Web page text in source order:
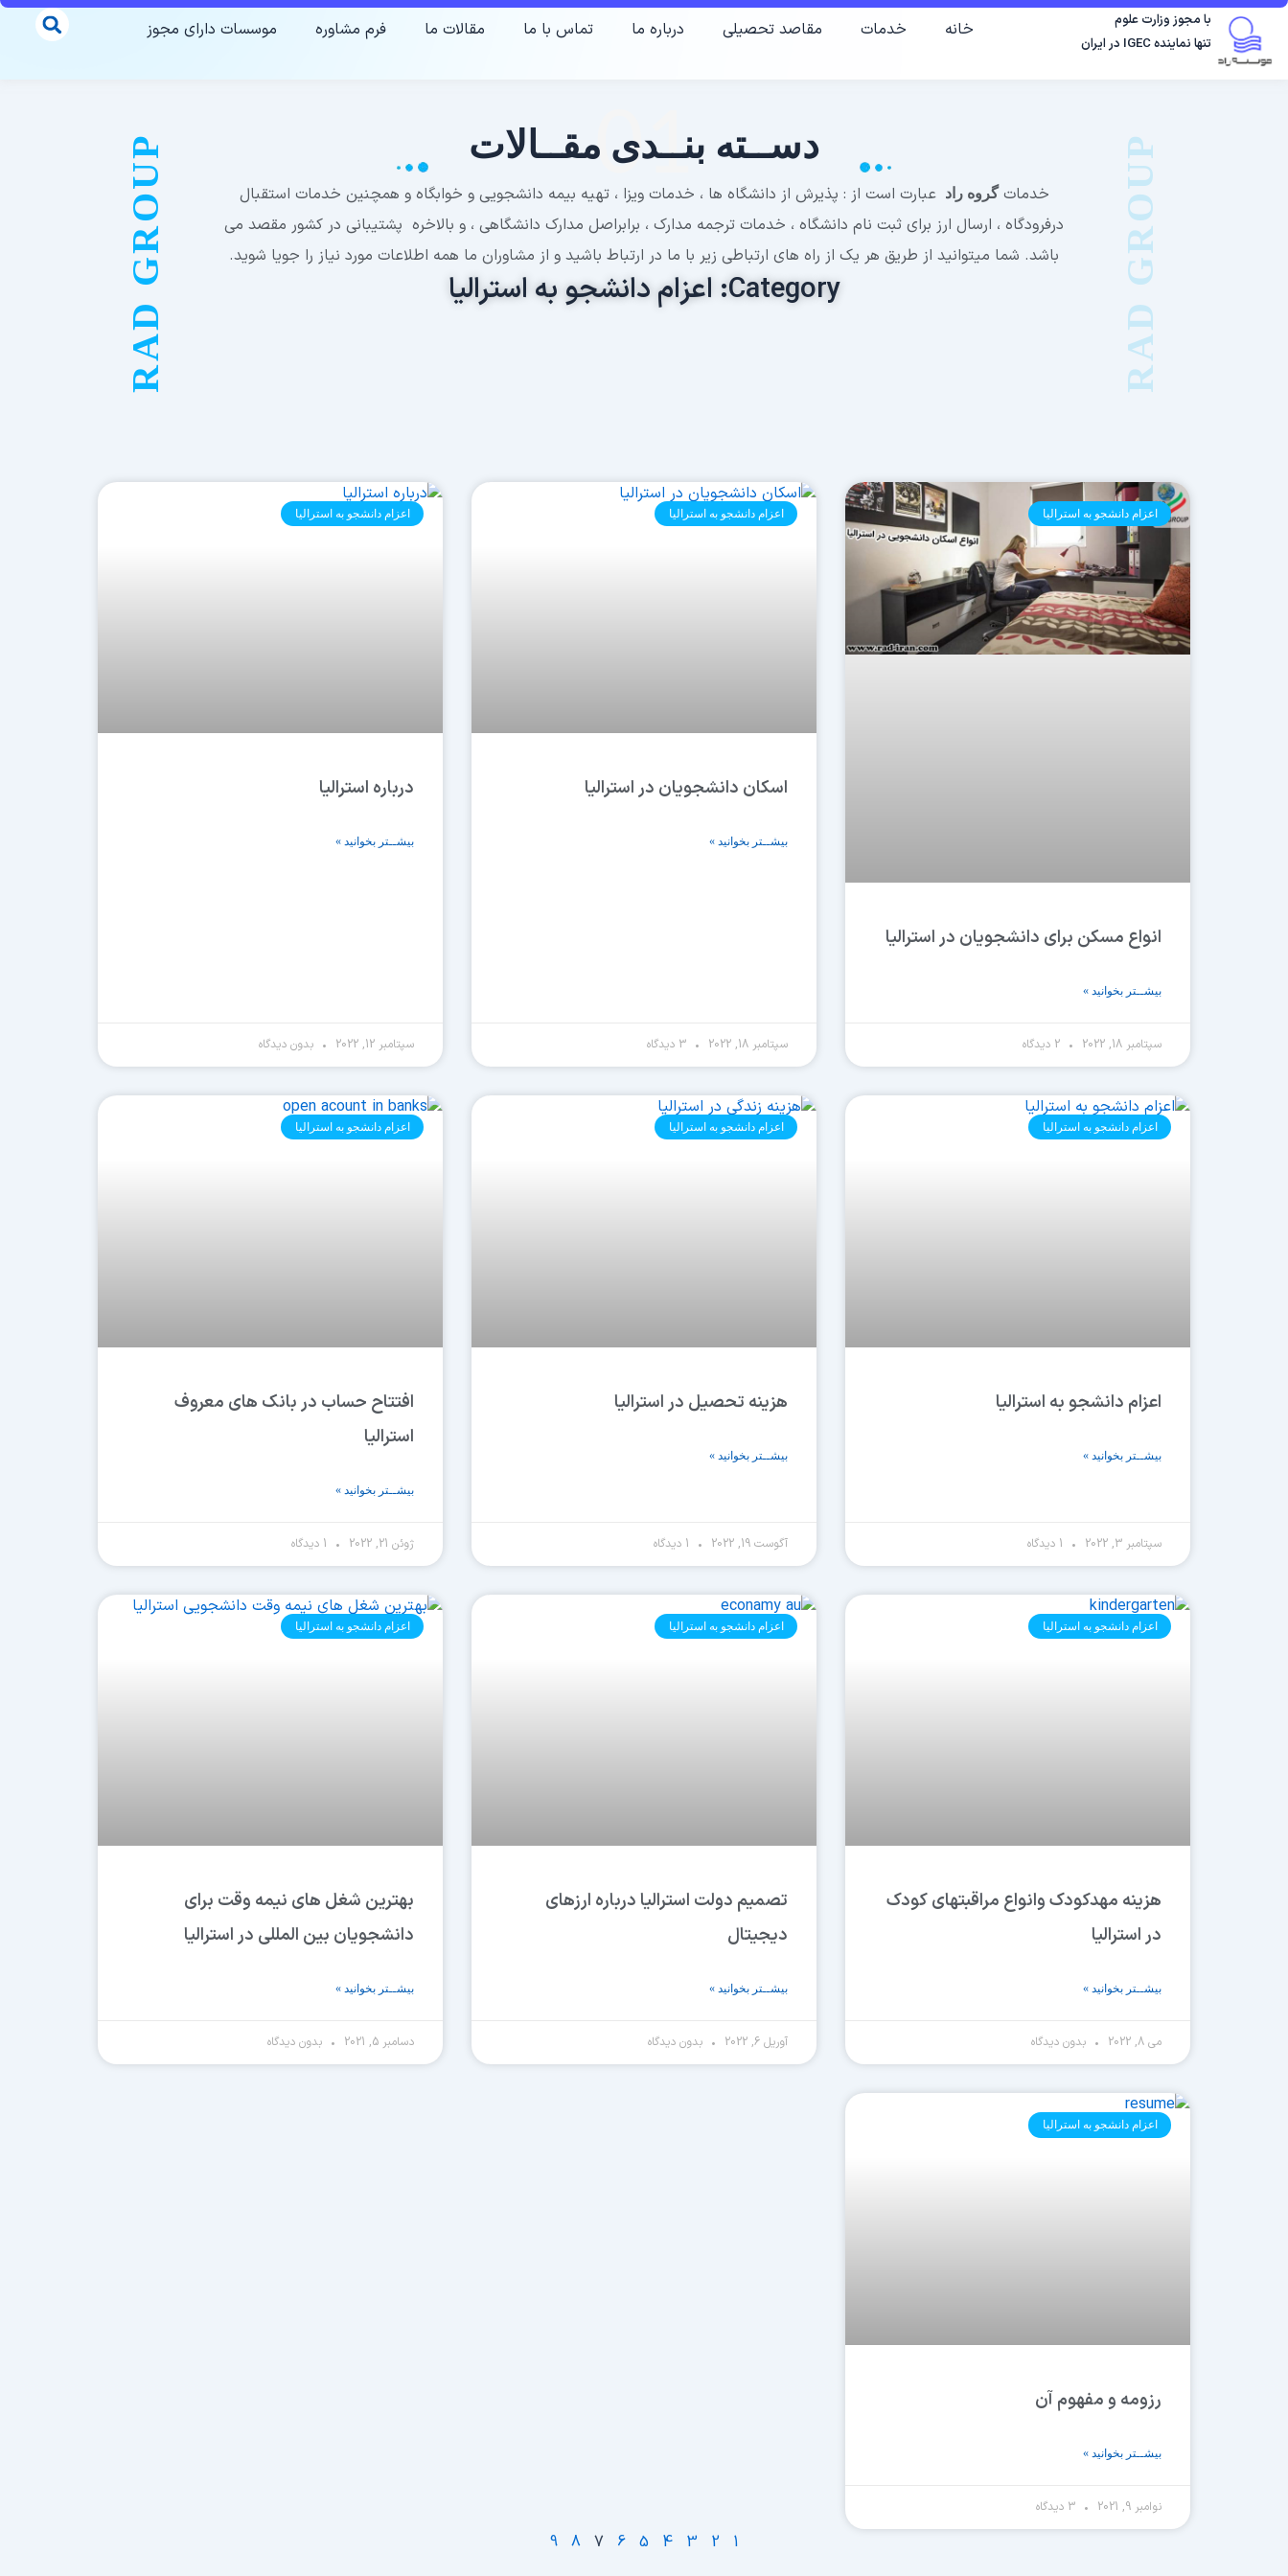
پرش
محتوا
با مجوز وزارت علوم
تنها نماینده IGEC در ایران
خانه خدمات مقاصد تحصیلی درباره ما تماس با ما مقالات ما فرم مشاوره موسسات دارای مجوز
01
دســته بنــدی مقــالات RAD GROUP
RAD GROUP خدماتگروه راد عبارت است از : پذيرش از دانشگاه ها ، خدمات ويزا ، تهیه بیمه دانشجویی و خوابگاه و همچنین خدمات استقبال
درفرودگاه ، ارسال ارز برای ثبت نام دانشگاه ، خدمات ترجمه مدارک ، برابراصل مدارک دانشگاهی ، و بالاخره پشتیبانی در کشور مقصد می
باشد. شما میتوانید از طریق هر یک از راه های ارتباطی زیر با ما در ارتباط باشید و از مشاوران ما همه اطلاعات مورد نیاز را جویا شوید.
Category: اعزام دانشجو به استرالیا
اعزام دانشجو به استرالیا
انواع مسکن برای دانشجویان در استرالیا
بیشــتر بخوانید »
سپتامبر 18, 2022
اعزام دانشجو به استرالیا
اسکان دانشجویان در استرالیا
بیشــتر بخوانید »
سپتامبر 18, 2022
اعزام دانشجو به استرالیا
درباره استرالیا
بیشــتر بخوانید »
سپتامبر 12, 2022 بدون دیدگاه
اعزام دانشجو به استرالیا
اعزام دانشجو به استرالیا
بیشــتر بخوانید »
سپتامبر 3, 2022
اعزام دانشجو به استرالیا
هزینه تحصیل در استرالیا
بیشــتر بخوانید »
آگوست 19, 2022
اعزام دانشجو به استرالیا
افتتاح حساب در بانک های معروف
استرالیا
بیشــتر بخوانید »
ژوئن 21, 2022
اعزام دانشجو به استرالیا
هزینه مهدکودک وانواع مراقبتهای کودک
در استرالیا
بیشــتر بخوانید »
می 8, 2022 بدون دیدگاه
اعزام دانشجو به استرالیا
تصمیم دولت استرالیا درباره ارزهای
دیجیتال
بیشــتر بخوانید »
آوریل 6, 2022 بدون دیدگاه
اعزام دانشجو به استرالیا
بهترین شغل های نیمه وقت برای
دانشجویان بین المللی در استرالیا
بیشــتر بخوانید »
دسامبر 5, 2021 بدون دیدگاه
اعزام دانشجو به استرالیا
رزومه و مفهوم آن
بیشــتر بخوانید »
نوامبر 9, 2021
Page
1
Page
2
Page
3
Page
4
Page
5
Page
6
7
8
9